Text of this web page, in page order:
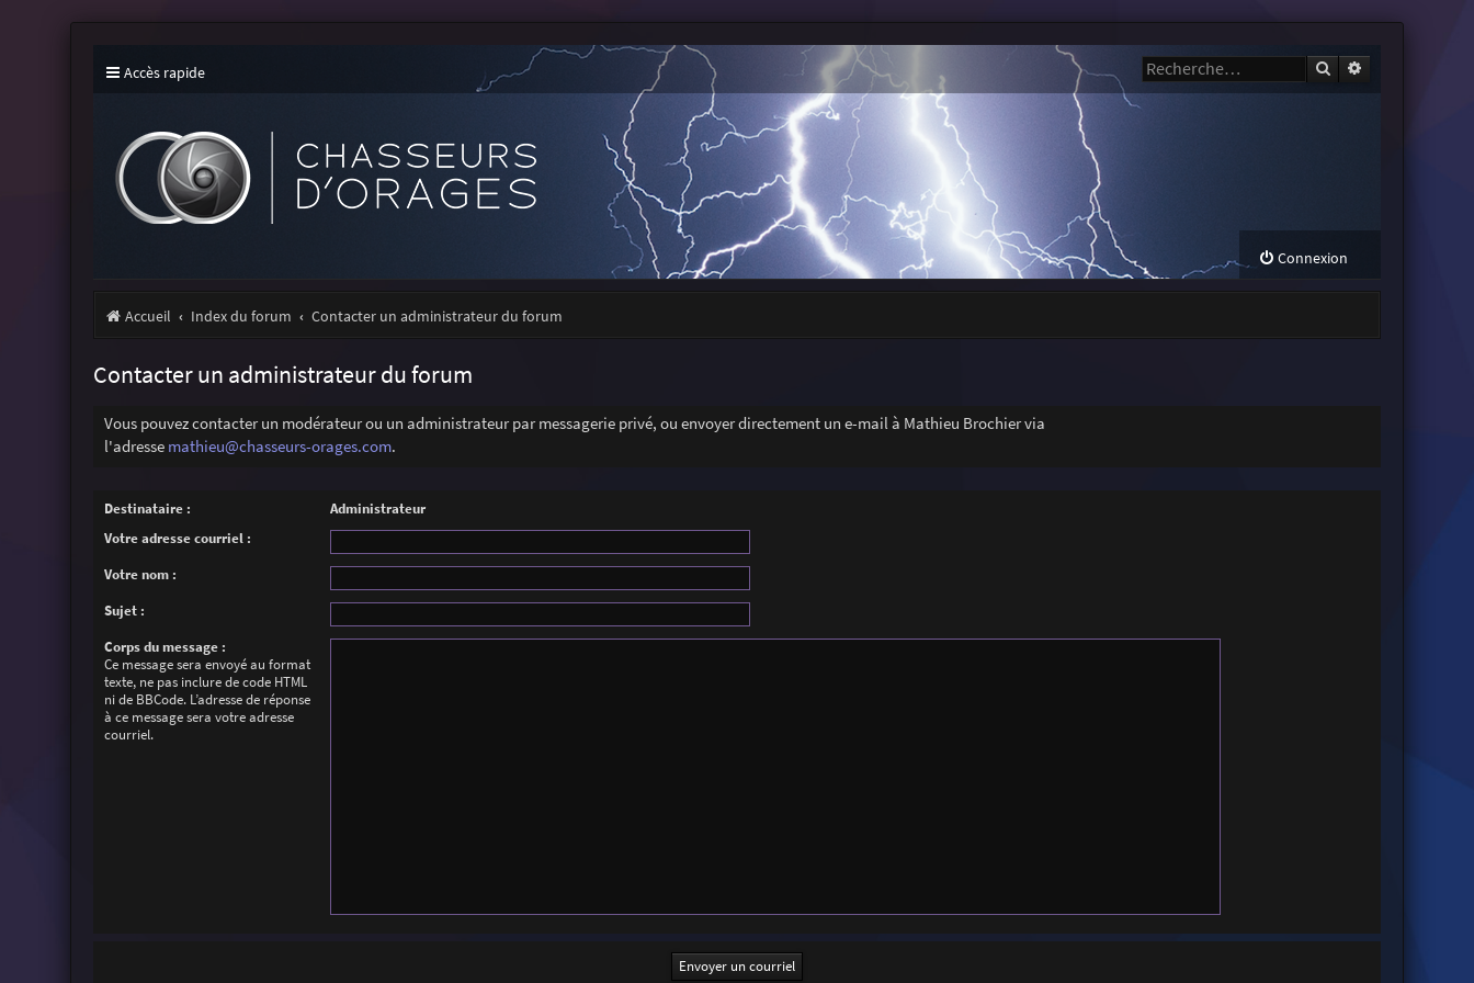
Accès rapide Rechercher
Connexion
Accueil Index du forum Contacter un administrateur du forum
Contacter un administrateur du forum
Vous pouvez contacter un modérateur ou un administrateur par messagerie privé, ou envoyer directement un e-mail à Mathieu Brochier via
l'adresse mathieu@chasseurs-orages.com.
Destinataire :
Administrateur
Votre adresse courriel :
Votre nom :
Sujet :
Corps du message :
Ce message sera envoyé au format
texte, ne pas inclure de code HTML
ni de BBCode. L’adresse de réponse
à ce message sera votre adresse
courriel.